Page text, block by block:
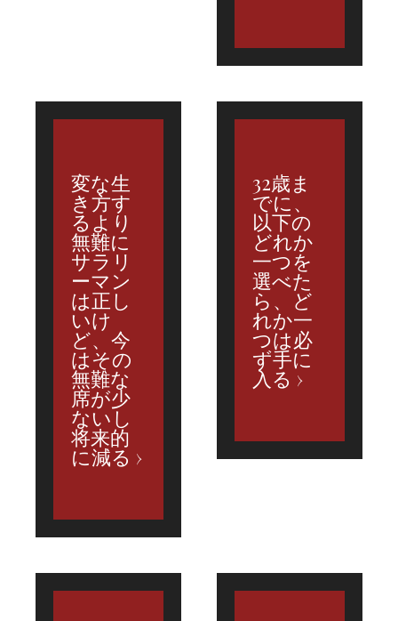
変な生
き方す
るより
無難に
サラリ
ーマン
は正し
いけ
ど、今
はその
無難な
席が少
ないし
将来的
に減る
32歳ま
でに、
以下の
どれか
一つを
選べた
ら、ど
れか一
つは必
ず手に
入る